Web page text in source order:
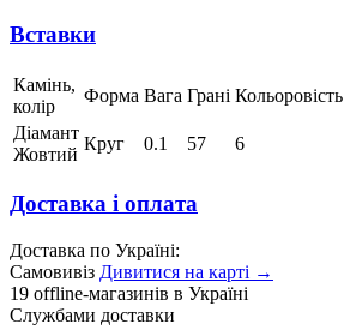
Вставки
Камінь,
колір
Форма Вага Грані Кольоровість
Діамант
Жовтий
Круг 0.1 57 6
Доставка і оплата
Доставка по Україні:
Самовивіз Дивитися на карті →
19 offline-магазинів в Україні
Службами доставки